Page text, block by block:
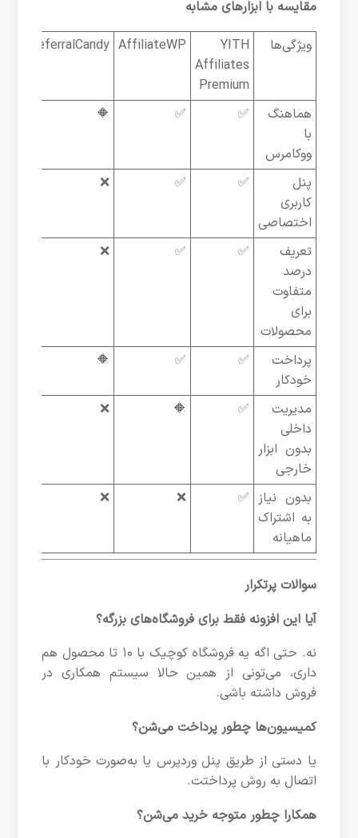
مقایسه با ابزارهای مشابه
ویژگی‌ها
YITH
Affiliates
Premium
AffiliateWP
ReferralCandy
هماهنگ
با
ووکامرس
✅
✅
🔶
پنل
کاربری
اختصاصی
✅
✅
❌
تعریف
درصد
متفاوت
برای
محصولات
✅
✅
❌
پرداخت
خودکار
✅
✅
🔶
مدیریت
داخلی
بدون ابزار
خارجی
✅
🔶
❌
بدون نیاز
به اشتراک
ماهیانه
✅
❌
❌
سوالات پرتکرار
آیا این افزونه فقط برای فروشگاه‌های بزرگه؟
نه. حتی اگه یه فروشگاه کوچیک با ۱۰ تا محصول هم
داری، می‌تونی از همین حالا سیستم همکاری در
فروش داشته باشی.
کمیسیون‌ها چطور پرداخت می‌شن؟
یا دستی از طریق پنل وردپرس یا به‌صورت خودکار با
اتصال به روش پرداختت.
همکارا چطور متوجه خرید می‌شن؟